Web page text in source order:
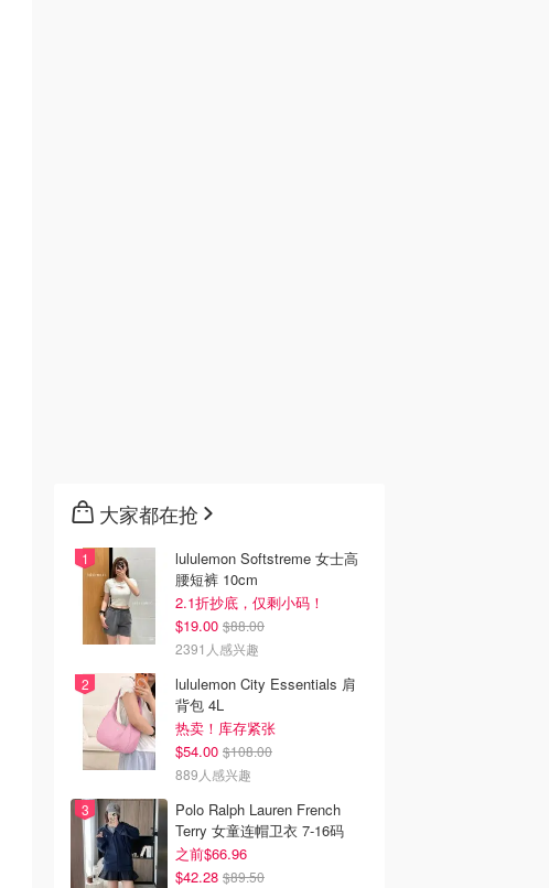
大家都在抢
lululemon Softstreme 女士高
腰短裤 10cm
2.1折抄底，仅剩小码！
$19.00 $88.00
2391人感兴趣
lululemon City Essentials 肩
背包 4L
热卖！库存紧张
$54.00 $108.00
889人感兴趣
Polo Ralph Lauren French
Terry 女童连帽卫衣 7-16码
之前$66.96
$42.28 $89.50